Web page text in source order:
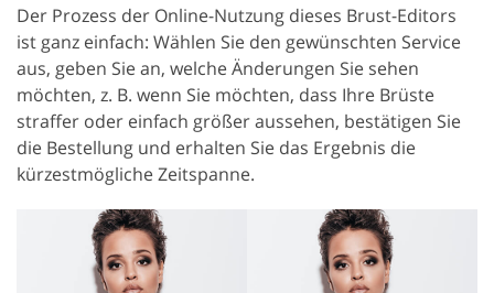
Der Prozess der Online-Nutzung dieses Brust-Editors
ist ganz einfach: Wählen Sie den gewünschten Service
aus, geben Sie an, welche Änderungen Sie sehen
möchten, z. B. wenn Sie möchten, dass Ihre Brüste
straffer oder einfach größer aussehen, bestätigen Sie
die Bestellung und erhalten Sie das Ergebnis die
kürzestmögliche Zeitspanne.